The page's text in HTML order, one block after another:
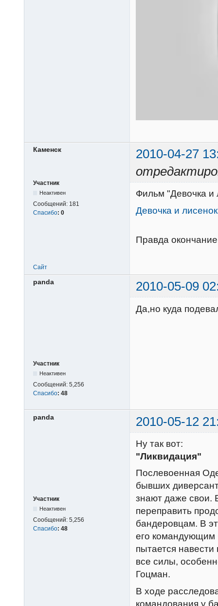
Каменск
2010-04-27
Участник
Неактивен
Сообщений: 181
Спасибо: 0
Фильм "Девочка и
Девочка и лисенок
Правда
Сайт
panda 2010-05-09
Участник
Неактивен
Сообщений: 5,256
Спасибо: 48
Да,но куда
panda 2010-05-12
Участник
Неактивен
Сообщений: 5,256
Спасибо: 48
Ну так вот:
"Ликвидация"
Послевоенная
бывших
знают даже свои.
переправить
бандеровцам. В
его командующим
пытается
все силы,
Гоцман.
В ходе
командования у